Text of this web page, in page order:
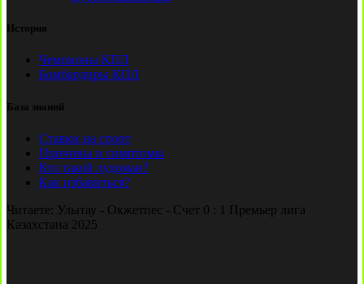
История
Чемпионы КПЛ
Бомбардиры КПЛ
База знаний
Ставки на спорт
Причины и симптомы
Кто такой лудоман?
Как избавиться?
Читаете: Улытау - Окжетпес - Счет 0 : 1 Премьер лига
Казахстана 2025